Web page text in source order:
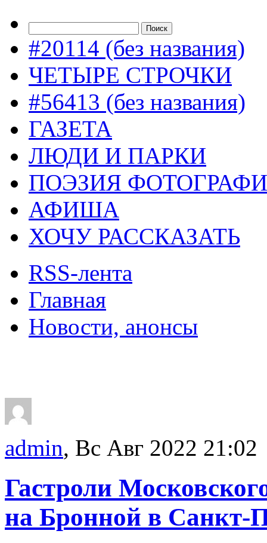
#20114 (без названия)
ЧЕТЫРЕ СТРОЧКИ
#56413 (без названия)
ГАЗЕТА
ЛЮДИ И ПАРКИ
ПОЭЗИЯ
АФИША
ХОЧУ РАССКАЗАТЬ
RSS-лента
Главная
Новости, анонсы
admin, Вс Авг 2022 21:02
Гастроли
на Бронной в Санкт-